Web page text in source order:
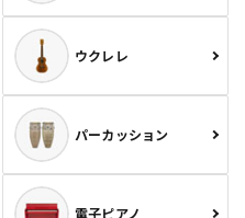
ウクレレ
パーカッション
電子ピアノ